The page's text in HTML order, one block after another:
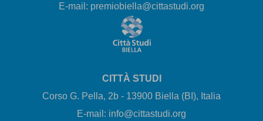
E-mail: premiobiella@cittastudi.org
CITTÀ STUDI
Corso G. Pella, 2b - 13900 Biella (BI), Italia
E-mail: info@cittastudi.org